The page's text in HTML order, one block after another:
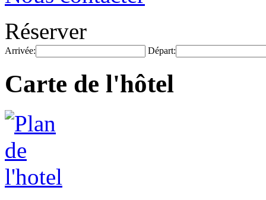
Réserver
Arrivée: Départ:
Carte de l'hôtel